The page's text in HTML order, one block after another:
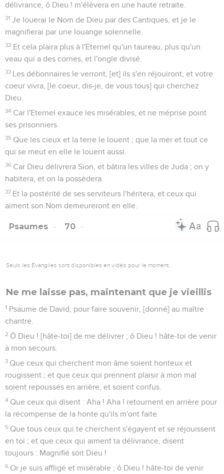
délivrance, ô Dieu ! m'élèvera en une haute retraite.
31 Je louerai le Nom de Dieu par des Cantiques, et je le
magnifierai par une louange solennelle.
32 Et cela plaira plus à l'Eternel qu'un taureau, plus qu'un
veau qui a des cornes, et l'ongle divisé.
33 Les débonnaires le verront, [et] ils s'en réjouiront, et votre
coeur vivra, [le coeur, dis-je, de vous tous] qui cherchez
Dieu.
34 Car l'Eternel exauce les misérables, et ne méprise point
ses prisonniers.
35 Que les cieux et la terre le louent ; que la mer et tout ce
qui se meut en elle le louent aussi.
36 Car Dieu délivrera Sion, et bâtira les villes de Juda ; on y
habitera, et on la possèdera.
37 Et la postérité de ses serviteurs l'héritera, et ceux qui
aiment son Nom demeureront en elle.
Psaumes 70
Seuls les Évangiles sont disponibles en vidéo pour le moment.
Ne me laisse pas, maintenant que je vieillis
1 Psaume de David, pour faire souvenir, [donné] au maître
chantre.
2 Ô Dieu ! [hâte-toi] de me délivrer ; ô Dieu ! hâte-toi de venir
à mon secours.
3 Que ceux qui cherchent mon âme soient honteux et
rougissent ; et que ceux qui prennent plaisir à mon mal
soient repoussés en arrière, et soient confus.
4 Que ceux qui disent : Aha ! Aha ! retournent en arrière pour
la récompense de la honte qu'ils m'ont faite.
5 Que tous ceux qui te cherchent s'égayent et se réjouissent
en toi ; et que ceux qui aiment ta délivrance, disent
toujours : Magnifié soit Dieu !
6 Or je suis affligé et misérable ; ô Dieu ! hâte-toi de venir